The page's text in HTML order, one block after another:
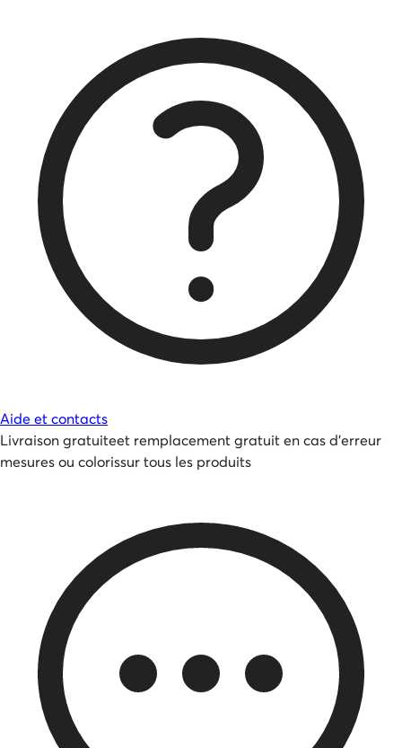
Aide et contacts
Livraison gratuiteet remplacement gratuit en cas d'erreur
mesures ou colorissur tous les produits